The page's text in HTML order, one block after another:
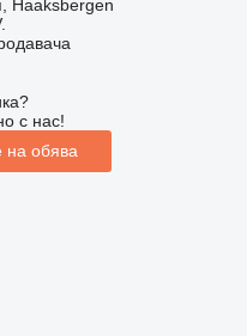
Haaksbergen
с нас!
на обява